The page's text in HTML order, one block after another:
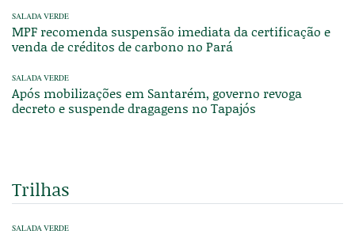
SALADA VERDE
MPF recomenda suspensão imediata da certificação e
venda de créditos de carbono no Pará
SALADA VERDE
Após mobilizações em Santarém, governo revoga
decreto e suspende dragagens no Tapajós
Trilhas
SALADA VERDE